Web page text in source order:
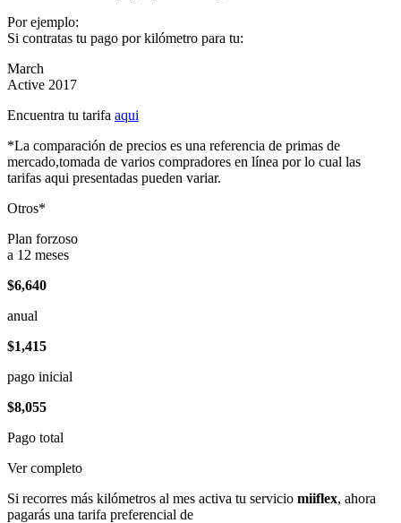
Por ejemplo:
Si contratas tu pago por kilómetro para tu:
March
Active 2017
Encuentra tu tarifa aqui
*La comparación de precios es una referencia de primas de
mercado,tomada de varios compradores en línea por lo cual las
tarifas aqui presentadas pueden variar.
Otros*
Plan forzoso
a 12 meses
$6,640
anual
$1,415
pago inicial
$8,055
Pago total
Ver completo
Si recorres más kilómetros al mes activa tu servicio miiflex, ahora
pagarás una tarifa preferencial de